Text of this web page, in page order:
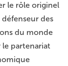
le rôle originel
des
du monde
le partenariat